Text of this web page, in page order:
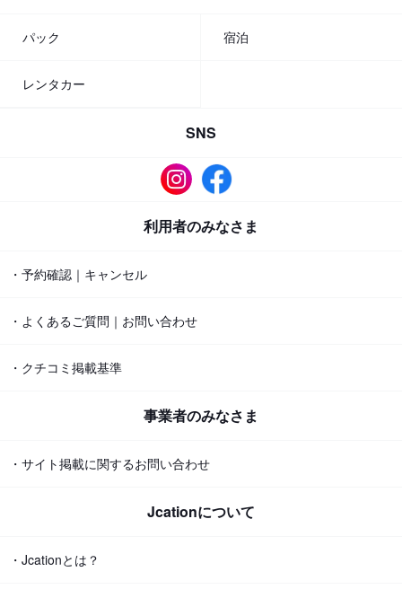
パック 宿泊
レンタカー
SNS
利用者のみなさま
・予約確認｜キャンセル
・よくあるご質問｜お問い合わせ
・クチコミ掲載基準
事業者のみなさま
・サイト掲載に関するお問い合わせ
Jcationについて
・Jcationとは？